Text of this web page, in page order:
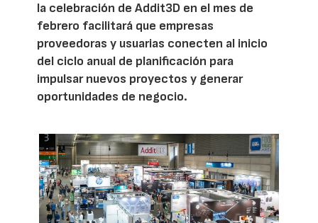
la celebración de Addit3D en el mes de
febrero facilitará que empresas
proveedoras y usuarias conecten al inicio
del ciclo anual de planificación para
impulsar nuevos proyectos y generar
oportunidades de negocio.